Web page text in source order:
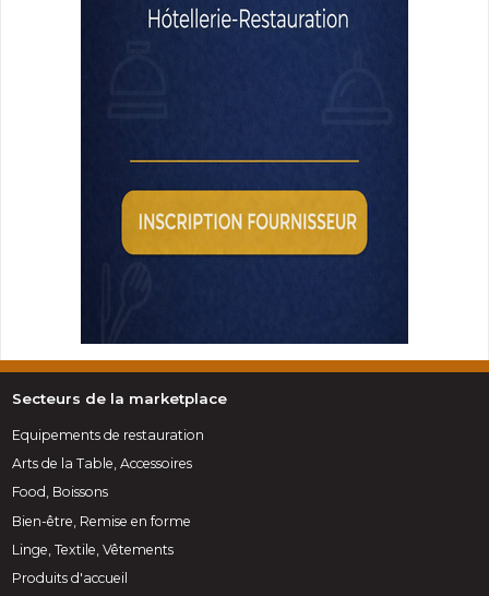
Secteurs de la marketplace
Equipements de restauration
Arts de la Table, Accessoires
Food, Boissons
Bien-être, Remise en forme
Linge, Textile, Vêtements
Produits d'accueil